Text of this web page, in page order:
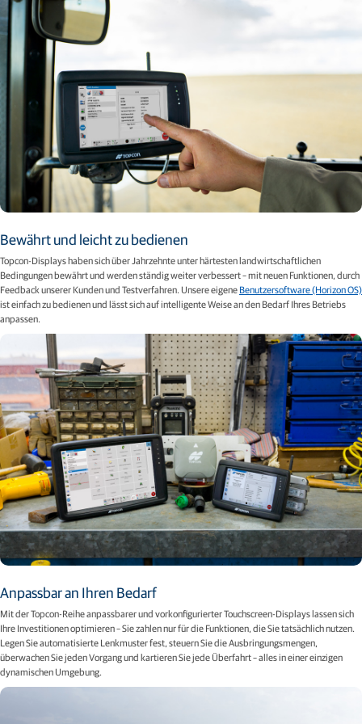
Bewährt und leicht zu bedienen
Topcon-Displays haben sich über Jahrzehnte unter härtesten landwirtschaftlichen
Bedingungen bewährt und werden ständig weiter verbessert – mit neuen Funktionen, durch
Feedback unserer Kunden und Testverfahren. Unsere eigeneBenutzersoftware (Horizon OS)
ist einfach zu bedienen und lässt sich auf intelligente Weise an den Bedarf Ihres Betriebs
anpassen.
Anpassbar an Ihren Bedarf
Mit der Topcon-Reihe anpassbarer und vorkonfigurierter Touchscreen-Displays lassen sich
Ihre Investitionen optimieren – Sie zahlen nur für die Funktionen, die Sie tatsächlich nutzen.
Legen Sie automatisierte Lenkmuster fest, steuern Sie die Ausbringungsmengen,
überwachen Sie jeden Vorgang und kartieren Sie jede Überfahrt – alles in einer einzigen
dynamischen Umgebung.